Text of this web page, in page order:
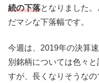
続の下落となりました
だマシな下落幅です。
今週は、2019年の決算
別銘柄については色々
すが、長くなりそうなの